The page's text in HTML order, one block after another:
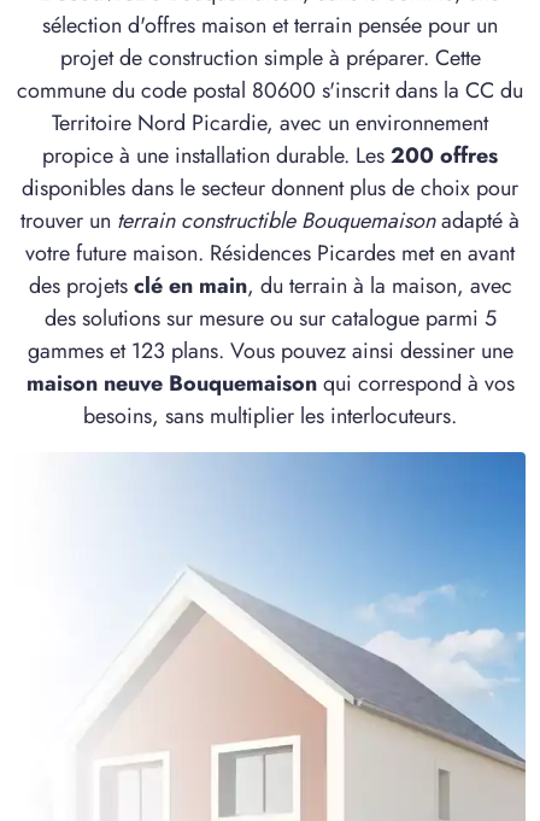
sélection d'offres maison et terrain pensée pour un
projet de construction simple à préparer. Cette
commune du code postal 80600 s'inscrit dans la CC du
Territoire Nord Picardie, avec un environnement
propice à une installation durable. Les200 offres
disponibles dans le secteur donnent plus de choix pour
trouver un terrain constructible Bouquemaisonadapté à
votre future maison. Résidences Picardes met en avant
des projetsclé en main, du terrain à la maison, avec
des solutions sur mesure ou sur catalogue parmi 5
gammes et 123 plans. Vous pouvez ainsi dessiner une
maison neuve Bouquemaisonqui correspond à vos
besoins, sans multiplier les interlocuteurs.